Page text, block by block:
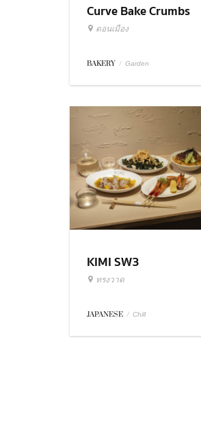
Curve Bake Crumbs
ดอนเมือง
BAKERY / Garden
KIMI SW3
ทรงวาด
JAPANESE / Chill